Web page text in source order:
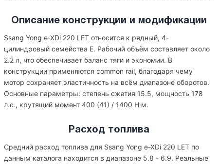
Описание конструкции и модификации
Ssang Yong e-XDi 220 LET относится к рядный, 4-
цилиндровый семейства E. Рабочий объём составляет около
2.2 л, что обеспечивает баланс тяги и экономии. В
конструкции применяются common rail, благодаря чему
мотор сохраняет эластичность на всём диапазоне оборотов.
Основные параметры: степень сжатия 15.5, мощность 178
л.с., крутящий момент 400 (41) / 1400 Н·м.
Расход топлива
Средний расход топлива для Ssang Yong e-XDi 220 LET по
данным каталога находится в диапазоне 5.8 - 6.9. Реальные